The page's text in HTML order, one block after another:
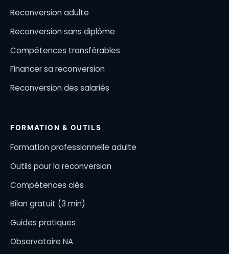
Reconversion adulte
Reconversion sans diplôme
Compétences transférables
Financer sa reconversion
Reconversion des salariés
FORMATION & OUTILS
Formation professionnelle adulte
Outils pour la reconversion
Compétences clés
Bilan gratuit (3 min)
Guides pratiques
Observatoire NA